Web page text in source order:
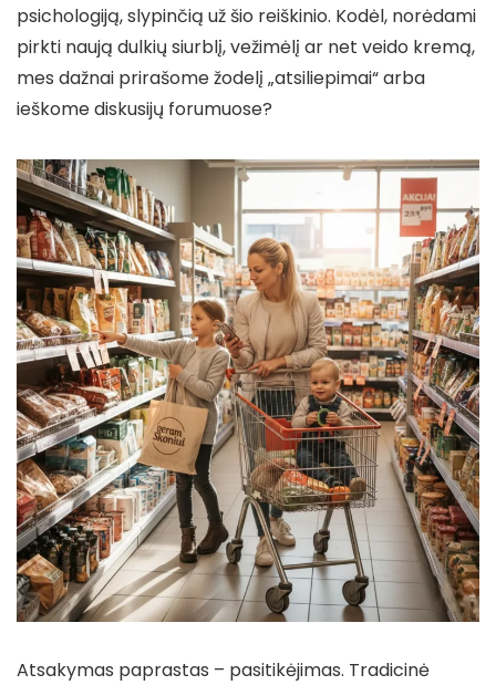
psichologiją, slypinčią už šio reiškinio. Kodėl, norėdami
pirkti naują dulkių siurblį, vežimėlį ar net veido kremą,
mes dažnai prirašome žodelį „atsiliepimai“ arba
ieškome diskusijų forumuose?
Atsakymas paprastas – pasitikėjimas. Tradicinė